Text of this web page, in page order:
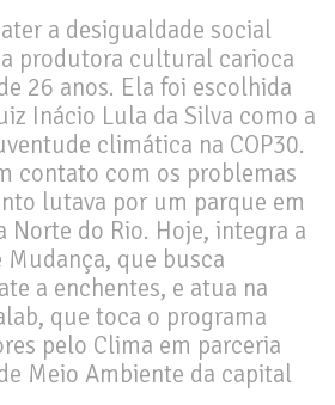
a desigualdade social
produtora cultural carioca
26 anos. Ela foi escolhida
Inácio Lula da Silva como a
climática na COP30.
contato com os problemas
lutava por um parque em
Norte do Rio. Hoje, integra a
Mudança, que busca
a enchentes, e atua na
que toca o programa
pelo Clima em parceria
Meio Ambiente da capital